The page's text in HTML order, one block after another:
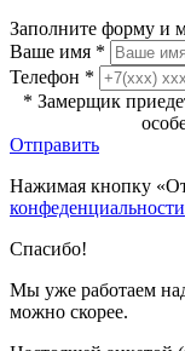
Заполните форму и
Ваше имя *
Телефон *
* Замерщик
Отправить
Нажимая кнопку
конфеденциальности
Спасибо!
Мы уже работаем
можно скорее.